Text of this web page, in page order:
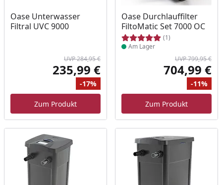
Oase Unterwasser
Filtral UVC 9000
Ursprünglicher Preis
UVP 284,95 €
Aktueller Preis
235,99 €
Rabatt
-17%
Zum Produkt
Oase Durchlauffilter
FiltoMatic Set 7000 OC
(1)
Produkt am Lager
Am Lager
UVP 799,95 €
704,99 €
-11%
Zum Produkt